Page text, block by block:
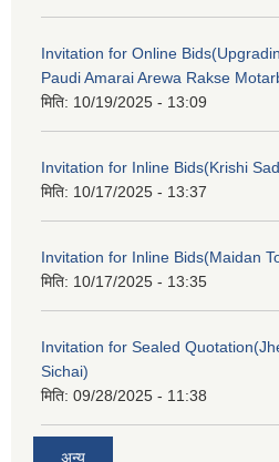
Invitation for Online
Paudi Amarai Arewa Rakse
मिति: 10/19/2025 - 13:09
Invitation for Inline Bids(Krishi
मिति: 10/17/2025 - 13:37
Invitation for Inline Bids(Maidan
मिति: 10/17/2025 - 13:35
Invitation for Sealed
Sichai)
मिति: 09/28/2025 - 11:38
अन्य